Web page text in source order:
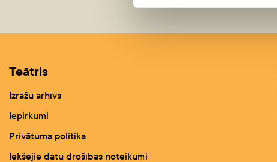
Teātris
Izrāžu arhīvs
Iepirkumi
Privātuma politika
Iekšējie datu drošības noteikumi